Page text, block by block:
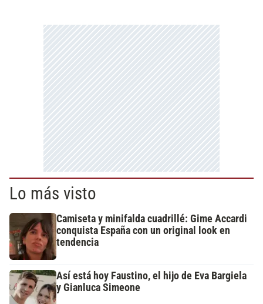
Lo más visto
Camiseta y minifalda cuadrillé: Gime Accardi
conquista España con un original look en
tendencia
Así está hoy Faustino, el hijo de Eva Bargiela
y Gianluca Simeone